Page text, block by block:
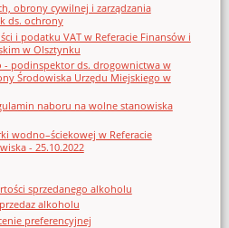
obrony cywilnej i zarządzania
ds. ochrony
i podatku VAT w Referacie Finansów i
w Olsztynku
- podinspektor ds. drogownictwa w
Środowiska Urzędu Miejskiego w
naboru na wolne stanowiska
wodno–ściekowej w Referacie
- 25.10.2022
sprzedanego alkoholu
alkoholu
preferencyjnej